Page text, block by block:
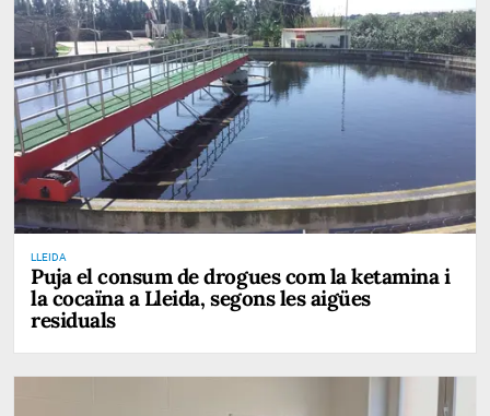
LLEIDA
Puja el consum de drogues com la ketamina i
la cocaïna a Lleida, segons les aigües
residuals